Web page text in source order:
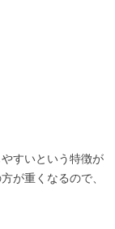
すいという特徴が
が重くなるので、